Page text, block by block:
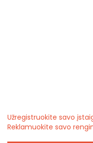
Užregistruokite savo
Reklamuokite savo